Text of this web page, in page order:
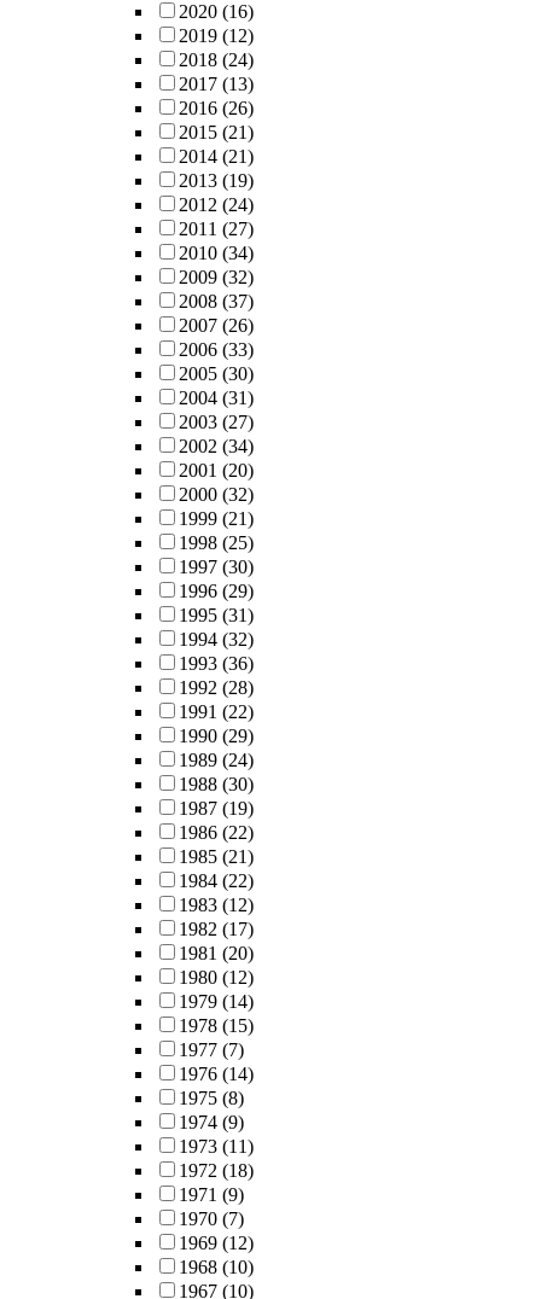
2020 (16)
2019 (12)
2018 (24)
2017 (13)
2016 (26)
2015 (21)
2014 (21)
2013 (19)
2012 (24)
2011 (27)
2010 (34)
2009 (32)
2008 (37)
2007 (26)
2006 (33)
2005 (30)
2004 (31)
2003 (27)
2002 (34)
2001 (20)
2000 (32)
1999 (21)
1998 (25)
1997 (30)
1996 (29)
1995 (31)
1994 (32)
1993 (36)
1992 (28)
1991 (22)
1990 (29)
1989 (24)
1988 (30)
1987 (19)
1986 (22)
1985 (21)
1984 (22)
1983 (12)
1982 (17)
1981 (20)
1980 (12)
1979 (14)
1978 (15)
1977 (7)
1976 (14)
1975 (8)
1974 (9)
1973 (11)
1972 (18)
1971 (9)
1970 (7)
1969 (12)
1968 (10)
1967 (10)